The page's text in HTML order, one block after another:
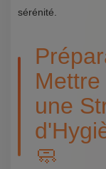
sérénité.
une
🧼